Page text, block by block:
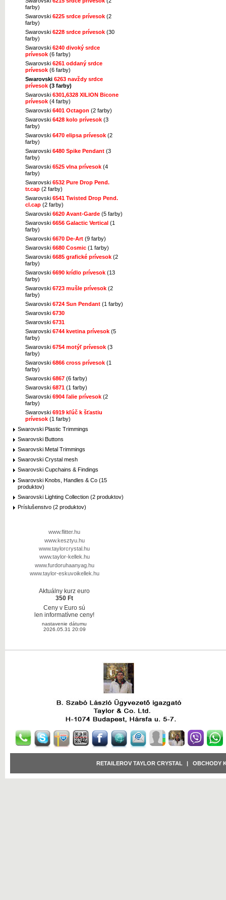
farby)
Swarovski 6225 srdce prívesok (2
farby)
Swarovski 6228 srdce prívesok (30
farby)
Swarovski 6240 divoký srdce
prívesok (6 farby)
Swarovski 6261 oddaný srdce
prívesok (6 farby)
Swarovski 6263 navždy srdce
prívesok (3 farby)
Swarovski 6301,6328 XILION Bicone
prívesok (4 farby)
Swarovski 6401 Octagon (2 farby)
Swarovski 6428 kolo prívesok (3
farby)
Swarovski 6470 elipsa prívesok (2
farby)
Swarovski 6480 Spike Pendant (3
farby)
Swarovski 6525 vlna prívesok (4
farby)
Swarovski 6532 Pure Drop Pend.
tr.cap (2 farby)
Swarovski 6541 Twisted Drop Pend.
cl.cap (2 farby)
Swarovski 6620 Avant-Garde (5 farby)
Swarovski 6656 Galactic Vertical (1
farby)
Swarovski 6670 De-Art (9 farby)
Swarovski 6680 Cosmic (1 farby)
Swarovski 6685 grafické prívesok (2
farby)
Swarovski 6690 krídlo prívesok (13
farby)
Swarovski 6723 mušle prívesok (2
farby)
Swarovski 6724 Sun Pendant (1 farby)
Swarovski 6730
Swarovski 6731
Swarovski 6744 kvetina prívesok (5
farby)
Swarovski 6754 motýľ prívesok (3
farby)
Swarovski 6866 cross prívesok (1
farby)
Swarovski 6867 (6 farby)
Swarovski 6871 (1 farby)
Swarovski 6904 ľalie prívesok (2
farby)
Swarovski 6919 kľúč k šťastiu
prívesok (1 farby)
Swarovski Plastic Trimmings
Swarovski Buttons
Swarovski Metal Trimmings
Swarovski Crystal mesh
Swarovski Cupchains & Findings
Swarovski Knobs, Handles & Co (15
produktov)
Swarovski Lighting Collection (2 produktov)
Príslušenstvo (2 produktov)
www.flitter.hu
www.kesztyu.hu
www.taylorcrystal.hu
www.taylor-kellek.hu
www.furdoruhaanyag.hu
www.taylor-eskuvoikellek.hu
Aktuálny kurz euro
350 Ft
Ceny v Euro sú
len informatívne ceny!
nastavenie dátumu
2026.05.31 20:09
RETAILEROV TAYLOR CRYSTAL OBCHODY